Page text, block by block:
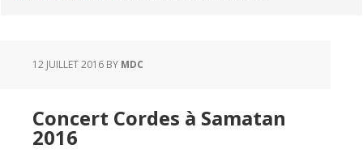
12 JUILLET 2016 BY MDC
Concert Cordes à Samatan
2016